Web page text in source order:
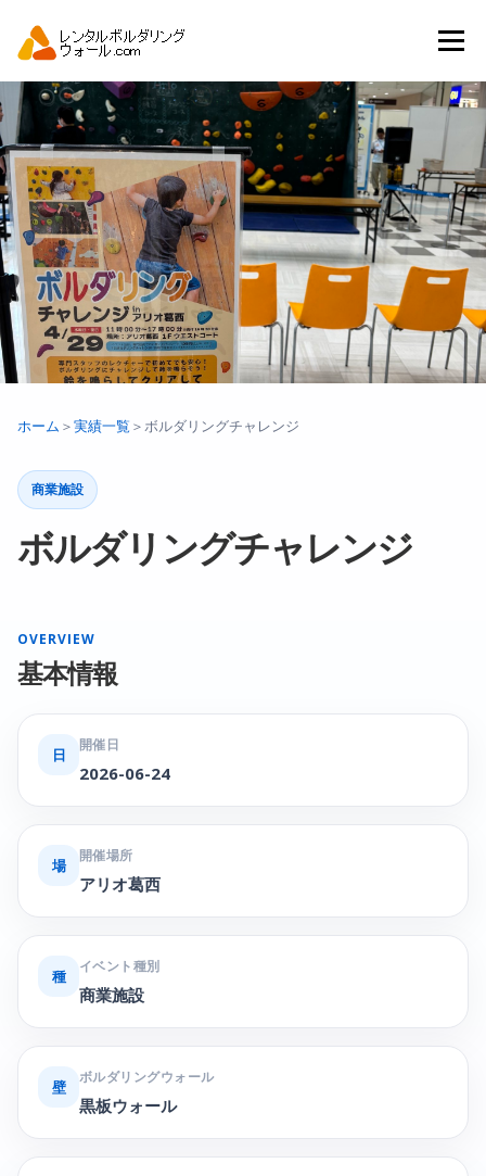
へ
ス
キ
ッ
プ
メニュー
トップ 自動見積り 商品一覧
アーバンスポーツイベント.JP
ホーム ＞実績一覧 ＞ボルダリングチャレンジ
商業施設
ボルダリングチャレンジ
OVERVIEW
基本情報
日
開催日
2026-06-24
場
開催場所
アリオ葛西
種
イベント種別
商業施設
壁
ボルダリングウォール
黒板ウォール